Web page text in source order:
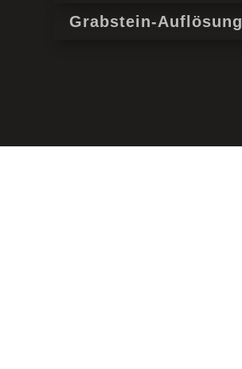
Grabstein-Auflösung